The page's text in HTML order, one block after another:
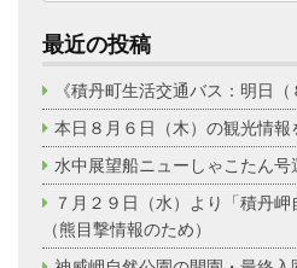
最近の投稿
《積丹町生活交通バス：明日（
本日８月６日（木）の観光情
水中展望船ニューしゃこたん
７月２９日（水）より「積丹
（熊目撃情報のため）